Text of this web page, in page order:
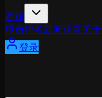
赛程
球员排名新闻观看关于
登录